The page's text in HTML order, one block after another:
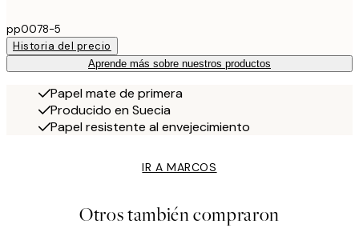
pp0078-5
Historia del precio
Aprende más sobre nuestros productos
Papel mate de primera
Producido en Suecia
Papel resistente al envejecimiento
IR A MARCOS
Otros también compraron